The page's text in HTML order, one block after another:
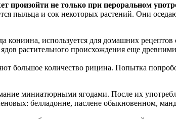
произойти не только при пероральном
пыльца и сок некоторых растений. Они
кониина, используется для домашних рецептов
растительного происхождения еще
большое количество рицина. Попытка
миниатюрными ягодами. После их
белладонне, паслене обыкновенном,